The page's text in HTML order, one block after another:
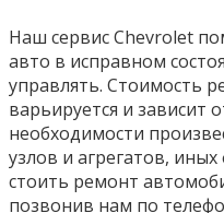
Наш сервис Chevrolet
авто в исправном
управлять. Стоимость
варьируется и зависит
необходимости
узлов и агрегатов,
стоить ремонт
позвонив нам по